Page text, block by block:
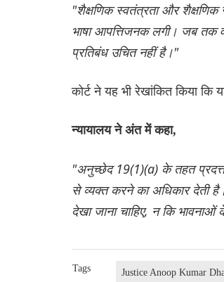
"शैक्षणिक स्वतंत्रता और शैक्षणिक
भाषा आपत्तिजनक लगी। जब तक
प्रतिबंध उचित नहीं है।"
कोर्ट ने यह भी रेखांकित किया कि
न्यायालय ने अंत में कहा,
"अनुच्छेद 19(1)(a) के तहत
से व्यक्त करने का अधिकार देती
देखा जाना चाहिए, न कि
Tags Justice Anoop Kumar